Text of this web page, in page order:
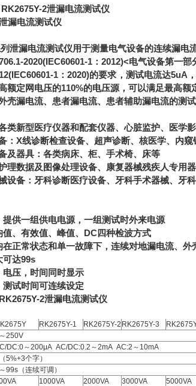
2泄漏电流测试仪
漏电流测试仪
泄漏电流测试仪用于测量电气设备的连续漏电
2020(IEC60601-1：2012)<电气设备第一
1：2020)的要求，测试电流达
额定网电压的110%的电压源，可以满足最高
壳漏电流、患者漏电流、患者辅助漏电流的测试
类新型医疗仪器和配套仪器、心脏监护、医学
：X线诊断检查设备、超声诊断、核医学、内
及器具：各类病床、柜、手术椅、床等
理数据及图像处理设备、康复器械残疾人专用
设备：牙科诊断医疗设备、牙科手术器械、牙
提供一组供电电源，一组测试时外来电源
值、有效值、峰值、DC四种检波方式
在正常状态和单一故障下，连续对地漏电流、
可达99s
电压，时间同时显示
测试时间可连续设定
2泄漏电流测试仪
RK2675Y-1 RK2675Y-2 RK2675Y-3
250V
DC:0～200μA AC/DC:0.2～2mA AC:2～10mA
5%+3个字）
99s（连续可调）
1000VA 2000VA 3000VA
5000VA